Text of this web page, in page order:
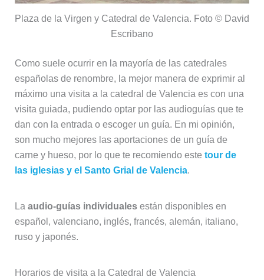
Plaza de la Virgen y Catedral de Valencia. Foto © David
Escribano
Como suele ocurrir en la mayoría de las catedrales
españolas de renombre, la mejor manera de exprimir al
máximo una visita a la catedral de Valencia es con una
visita guiada, pudiendo optar por las audioguías que te
dan con la entrada o escoger un guía. En mi opinión,
son mucho mejores las aportaciones de un guía de
carne y hueso, por lo que te recomiendo este tour de
las iglesias y el Santo Grial de Valencia.
La audio-guías individuales están disponibles en
español, valenciano, inglés, francés, alemán, italiano,
ruso y japonés.
Horarios de visita a la Catedral de Valencia